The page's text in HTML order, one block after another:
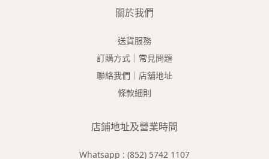
關於我們
送貨服務
訂購方式｜常見問題
聯絡我們｜店舖地址
條款細則
店鋪地址及營業時間
Whatsapp : (852) 5742 1107